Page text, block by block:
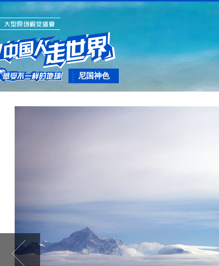
尼国神色
(三十三)尼泊
尔，面孔